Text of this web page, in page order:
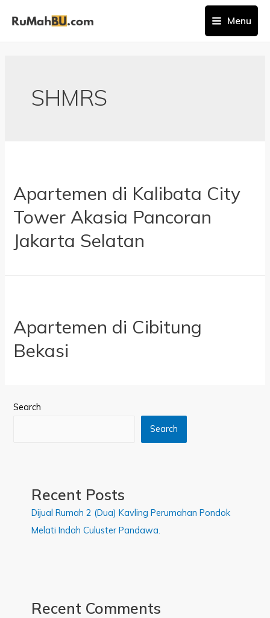
Menu
SHMRS
Apartemen di Kalibata City
Tower Akasia Pancoran
Jakarta Selatan
Apartemen di Cibitung
Bekasi
Search
Search
Recent Posts
Dijual Rumah 2 (Dua) Kavling Perumahan Pondok
Melati Indah Culuster Pandawa.
Recent Comments